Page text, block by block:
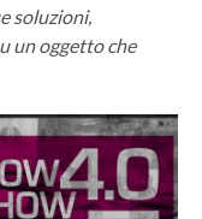
soluzioni,
un oggetto che